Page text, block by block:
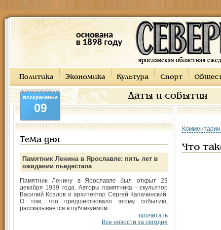
основана
в 1898 году
Политика Экономика Культура Спорт
Даты и события
воскресенье
09
Тема дня
Памятник Ленина в Ярославле: пять лет в
ожидании пьедестала
Памятник Ленину в Ярославле был открыт 23
декабря 1939 года. Авторы памятника - скульптор
Василий Козлов и архитектор Сергей Капачинский.
О том, что предшествовало этому событию,
рассказывается в публикуемом ...
прочитать
Все новости за сегодня
Что